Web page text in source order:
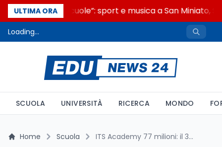
ULTIMA ORA
“Noi siamo le Scuole”: sport e musica a San Miniato,
Loading...
SCUOLA UNIVERSITÀ RICERCA MONDO
Home Scuola ITS Academy 77 milioni: il 30% premia i migliori, il Sud parte sfavorito